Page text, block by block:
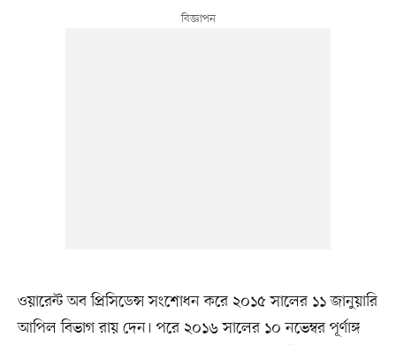
ওয়ারেন্ট অব প্রিসিডেন্স সংশোধন করে ২০১৫ সালের ১১ জানুয়ারি
আপিল বিভাগ রায় দেন। পরে ২০১৬ সালের ১০ নভেম্বর পূর্ণাঙ্গ